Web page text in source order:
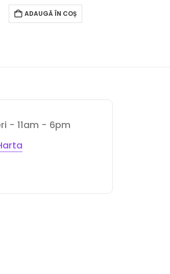
ADAUGĂ ÎN COȘ
- 11am - 6pm